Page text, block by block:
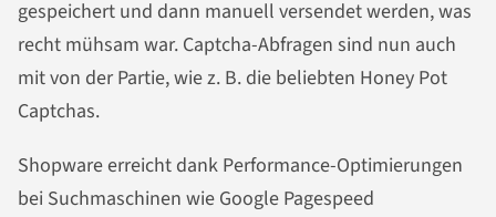
gespeichert und dann manuell versendet werden, was
recht mühsam war. Captcha-Abfragen sind nun auch
mit von der Partie, wie z. B. die beliebten Honey Pot
Captchas.
Shopware erreicht dank Performance-Optimierungen
bei Suchmaschinen wie Google Pagespeed